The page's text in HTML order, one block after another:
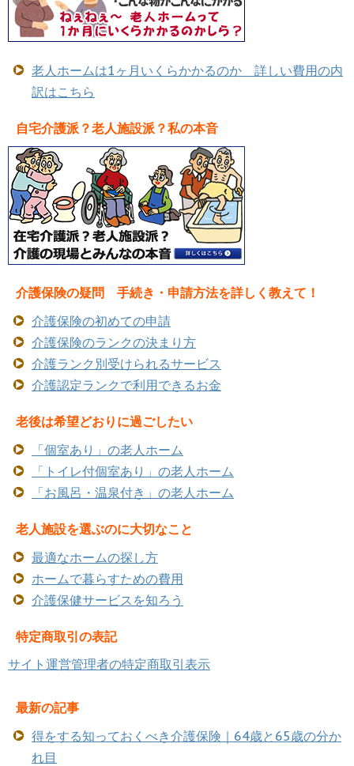
老人ホームは1ヶ月いくらかかるのか 詳しい費用の内
訳はこちら
自宅介護派？老人施設派？私の本音
介護保険の疑問 手続き・申請方法を詳しく教えて！
介護保険の初めての申請
介護保険のランクの決まり方
介護ランク別受けられるサービス
介護認定ランクで利用できるお金
老後は希望どおりに過ごしたい
「個室あり」の老人ホーム
「トイレ付個室あり」の老人ホーム
「お風呂・温泉付き」の老人ホーム
老人施設を選ぶのに大切なこと
最適なホームの探し方
ホームで暮らすための費用
介護保健サービスを知ろう
特定商取引の表記
サイト運営管理者の特定商取引表示
最新の記事
得をする知っておくべき介護保険｜64歳と65歳の分か
れ目